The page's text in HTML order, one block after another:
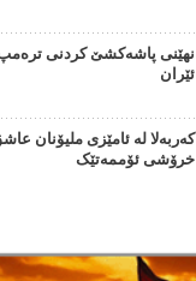
نهێنی پاشەکشێ کردنی
ئێران
کەربەلا لە ئامێزی ملیۆنان
خرۆشی ئۆممەتێک